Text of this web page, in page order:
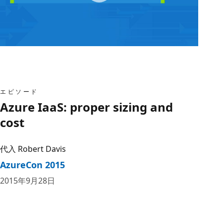
エピソード
Azure IaaS: proper sizing and
cost
代入 Robert Davis
AzureCon 2015
2015年9月28日